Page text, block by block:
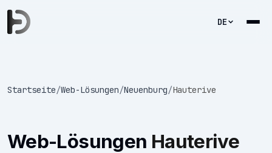
DE
Startseite/Web-Lösungen/Neuenburg/Hauterive
Web-Lösungen Hauterive